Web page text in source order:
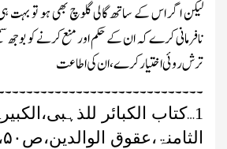
لیکن اگر اس کے ساتھ گالی گلوچ بھی ہو تو بہت
نافرمانی کرے کہ ان کے حکم اور منع کرنے کو
ترش روئی اختیار کرے، ان کی اطاعت
1
…کتاب الکبائر
الثامنۃ،عقوق الوالدین،ص